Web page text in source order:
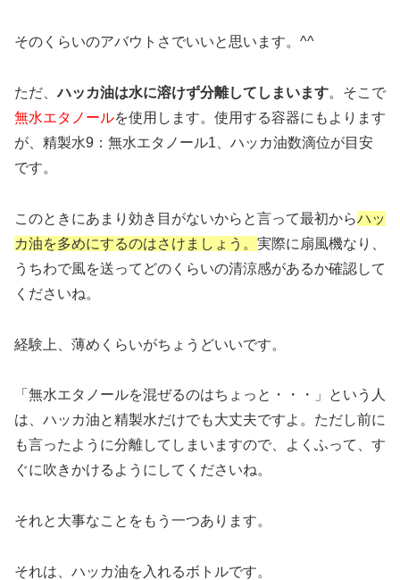
そのくらいのアバウトさでいいと思います。^^
ただ、ハッカ油は水に溶けず分離してしまいます。そこで
無水エタノールを使用します。使用する容器にもよります
が、精製水9：無水エタノール1、ハッカ油数滴位が目安
です。
このときにあまり効き目がないからと言って最初からハッ
カ油を多めにするのはさけましょう。 実際に扇風機なり、
うちわで風を送ってどのくらいの清涼感があるか確認して
くださいね。
経験上、薄めくらいがちょうどいいです。
「無水エタノールを混ぜるのはちょっと・・・」という人
は、ハッカ油と精製水だけでも大丈夫ですよ。ただし前に
も言ったように分離してしまいますので、よくふって、す
ぐに吹きかけるようにしてくださいね。
それと大事なことをもう一つあります。
それは、ハッカ油を入れるボトルです。